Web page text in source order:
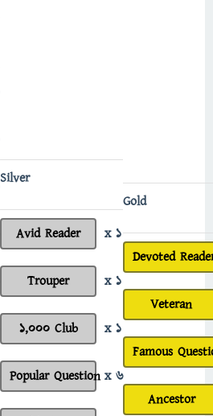
Silver
Avid Reader x 1
Trouper x 1
1,000 Club x 1
Popular Question x 6
Gold
Devoted
Veteran
Famous
Ancestor